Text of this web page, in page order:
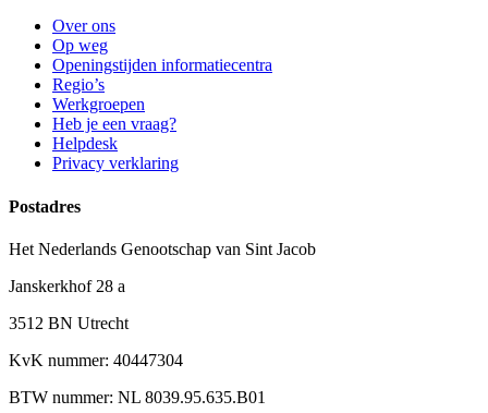
Over ons
Op weg
Openingstijden informatiecentra
Regio’s
Werkgroepen
Heb je een vraag?
Helpdesk
Privacy verklaring
Postadres
Het Nederlands Genootschap van Sint Jacob
Janskerkhof 28 a
3512 BN Utrecht
KvK nummer: 40447304
BTW nummer: NL 8039.95.635.B01